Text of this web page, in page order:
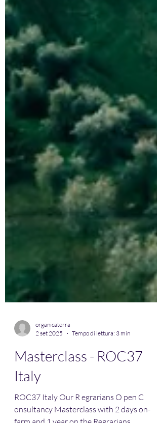
organicaterra
2 set 2025
Masterclass - ROC37